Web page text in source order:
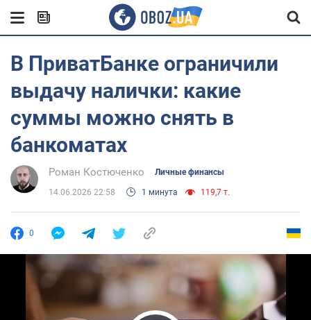
В ПриватБанке ограничили
выдачу налички: какие
суммы можно снять в
банкоматах
Роман Костюченко Личные финансы
14.06.2026 22:58 1 минута 119,7 т.
0